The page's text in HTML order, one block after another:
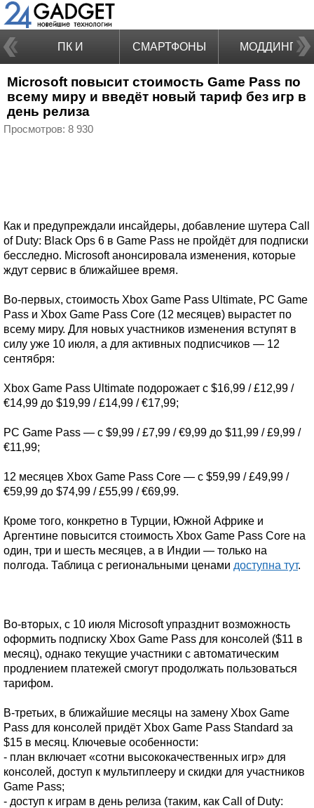
ПК И
НОУТБУКИ
СМАРТФОНЫ МОДДИНГ
Microsoft повысит стоимость Game Pass по
всему миру и введёт новый тариф без игр в
день релиза
Просмотров: 8 930
Как и предупреждали инсайдеры, добавление шутера Call
of Duty: Black Ops 6 в Game Pass не пройдёт для подписки
бесследно. Microsoft анонсировала изменения, которые
ждут сервис в ближайшее время.
Во-первых, стоимость Xbox Game Pass Ultimate, PC Game
Pass и Xbox Game Pass Core (12 месяцев) вырастет по
всему миру. Для новых участников изменения вступят в
силу уже 10 июля, а для активных подписчиков — 12
сентября:
Xbox Game Pass Ultimate подорожает с $16,99 / £12,99 /
€14,99 до $19,99 / £14,99 / €17,99;
PC Game Pass — с $9,99 / £7,99 / €9,99 до $11,99 / £9,99 /
€11,99;
12 месяцев Xbox Game Pass Core — с $59,99 / £49,99 /
€59,99 до $74,99 / £55,99 / €69,99.
Кроме того, конкретно в Турции, Южной Африке и
Аргентине повысится стоимость Xbox Game Pass Core на
один, три и шесть месяцев, а в Индии — только на
полгода. Таблица с региональными ценами доступна тут.
Во-вторых, с 10 июля Microsoft упразднит возможность
оформить подписку Xbox Game Pass для консолей ($11 в
месяц), однако текущие участники с автоматическим
продлением платежей смогут продолжать пользоваться
тарифом.
В-третьих, в ближайшие месяцы на замену Xbox Game
Pass для консолей придёт Xbox Game Pass Standard за
$15 в месяц. Ключевые особенности:
- план включает «сотни высококачественных игр» для
консолей, доступ к мультиплееру и скидки для участников
Game Pass;
- доступ к играм в день релиза (таким, как Call of Duty: